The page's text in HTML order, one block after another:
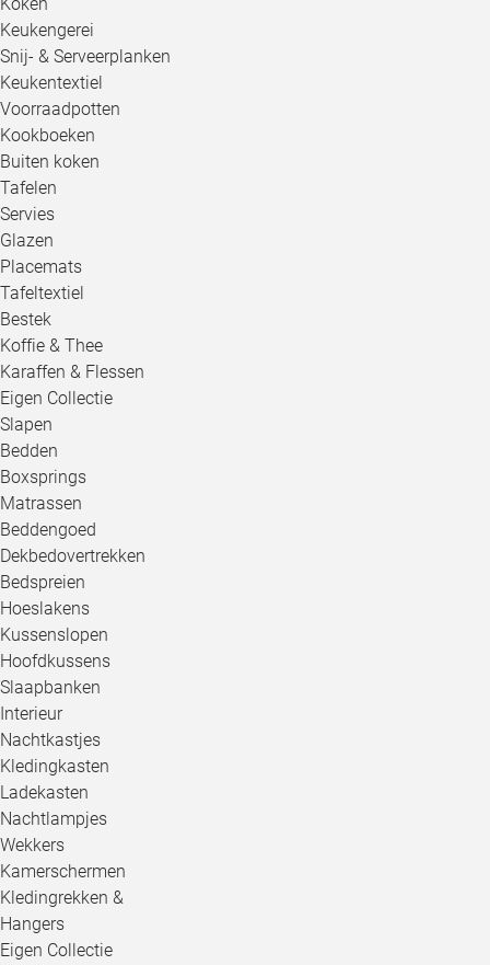
Keukengerei
Snij- & Serveerplanken
Keukentextiel
Voorraadpotten
Kookboeken
Buiten koken
Tafelen
Servies
Glazen
Placemats
Tafeltextiel
Bestek
Koffie & Thee
Karaffen & Flessen
Eigen Collectie
Slapen
Bedden
Boxsprings
Matrassen
Beddengoed
Dekbedovertrekken
Bedspreien
Hoeslakens
Kussenslopen
Hoofdkussens
Slaapbanken
Interieur
Nachtkastjes
Kledingkasten
Ladekasten
Nachtlampjes
Wekkers
Kamerschermen
Kledingrekken &
Hangers
Eigen Collectie